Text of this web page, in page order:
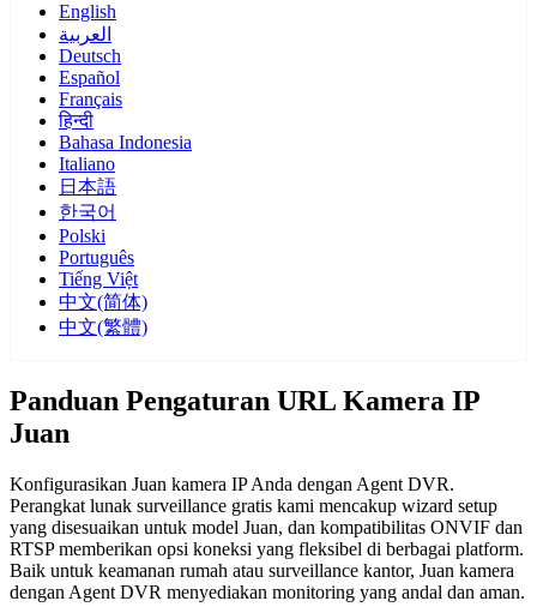
English
العربية
Deutsch
Español
Français
हिन्दी
Bahasa Indonesia
Italiano
日本語
한국어
Polski
Português
Tiếng Việt
中文(简体)
中文(繁體)
Panduan Pengaturan URL Kamera IP
Juan
Konfigurasikan Juan kamera IP Anda dengan Agent DVR.
Perangkat lunak surveillance gratis kami mencakup wizard setup
yang disesuaikan untuk model Juan, dan kompatibilitas ONVIF dan
RTSP memberikan opsi koneksi yang fleksibel di berbagai platform.
Baik untuk keamanan rumah atau surveillance kantor, Juan kamera
dengan Agent DVR menyediakan monitoring yang andal dan aman.